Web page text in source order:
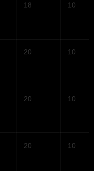
18 10
20 10
20 10
20 10